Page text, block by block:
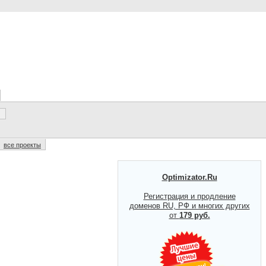
все проекты
Optimizator.Ru
Регистрация и продление
доменов RU, РФ и многих других
от 179 руб.